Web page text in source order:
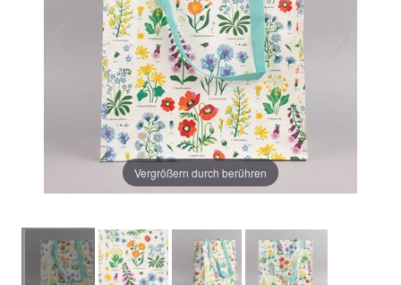
Vergrößern durch berühren